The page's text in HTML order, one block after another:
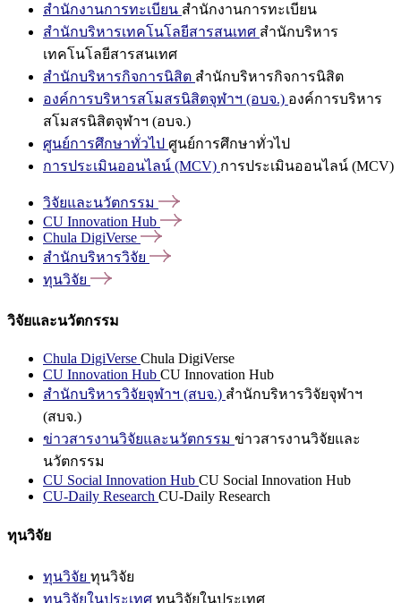
สำนักงานการทะเบียน สำนักงานการทะเบียน
สำนักบริหารเทคโนโลยีสารสนเทศ สำนักบริหาร
เทคโนโลยีสารสนเทศ
สำนักบริหารกิจการนิสิต สำนักบริหารกิจการนิสิต
องค์การบริหารสโมสรนิสิตจุฬาฯ (อบจ.) องค์การบริหาร
สโมสรนิสิตจุฬาฯ (อบจ.)
ศูนย์การศึกษาทั่วไป ศูนย์การศึกษาทั่วไป
การประเมินออนไลน์ (MCV) การประเมินออนไลน์ (MCV)
วิจัยและนวัตกรรม
CU Innovation Hub
Chula DigiVerse
สำนักบริหารวิจัย
ทุนวิจัย
วิจัยและนวัตกรรม
Chula DigiVerse Chula DigiVerse
CU Innovation Hub CU Innovation Hub
สำนักบริหารวิจัยจุฬาฯ (สบจ.) สำนักบริหารวิจัยจุฬาฯ
(สบจ.)
ข่าวสารงานวิจัยและนวัตกรรม ข่าวสารงานวิจัยและ
นวัตกรรม
CU Social Innovation Hub CU Social Innovation Hub
CU-Daily Research CU-Daily Research
ทุนวิจัย
ทุนวิจัย ทุนวิจัย
ทุนวิจัยในประเทศ ทุนวิจัยในประเทศ